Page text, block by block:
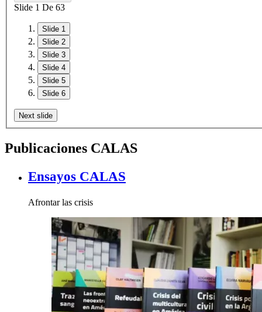
Slide 1 De 63
Slide 1
Slide 2
Slide 3
Slide 4
Slide 5
Slide 6
Next slide
Publicaciones CALAS
Ensayos CALAS
Afrontar las crisis